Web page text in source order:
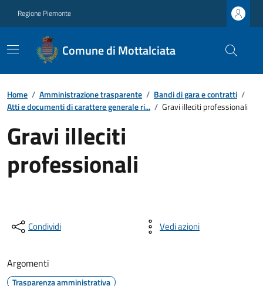
Regione Piemonte
Comune di Mottalciata
Home / Amministrazione trasparente / Bandi di gara e contratti /
Atti e documenti di carattere generale ri... / Gravi illeciti professionali
Gravi illeciti
professionali
Condividi Vedi azioni
Argomenti
Trasparenza amministrativa